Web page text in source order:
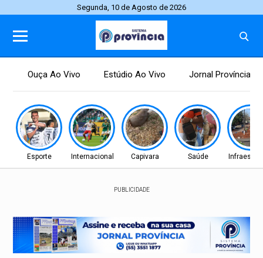
Segunda, 10 de Agosto de 2026
Ouça Ao Vivo Estúdio Ao Vivo Jornal Província
Esporte Internacional Capivara Saúde
PUBLICIDADE